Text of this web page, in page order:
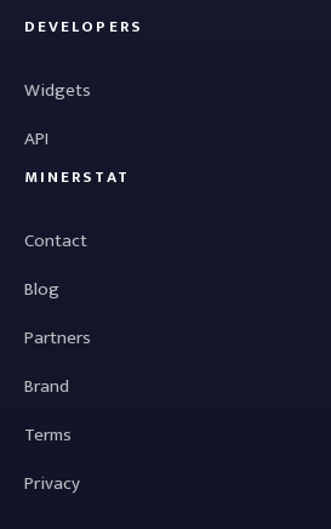
DEVELOPERS
Widgets
API
MINERSTAT
Contact
Blog
Partners
Brand
Terms
Privacy